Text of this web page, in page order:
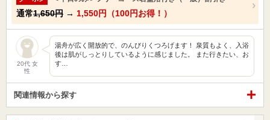
通常1,650円 → 1,550円（100円お得！）
20代 女
性
湯舟が広く開放的で、のんびりくつろげます！ 泉質もよく、入浴
後は肌がしっとりしているように感じました。 また行きたい、お
す…
関連情報から探す